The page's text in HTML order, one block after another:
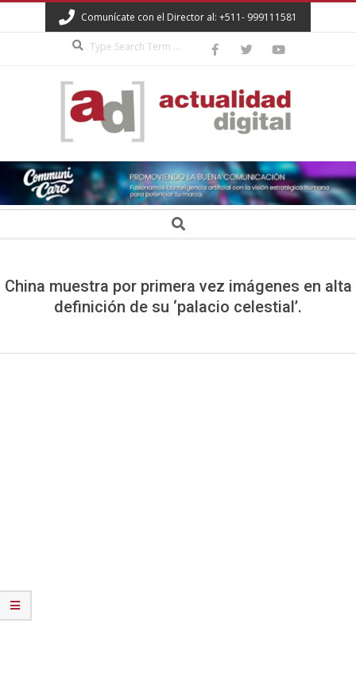
to
Comunícate con el Director al: +511- 999111581
ACTUALIDAD
DIGITAL Search
China muestra por primera vez imágenes en alta
definición de su ‘palacio celestial’.